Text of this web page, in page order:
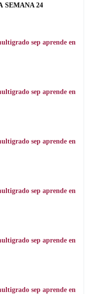
SEMANA 24
sep aprende en
sep aprende en
sep aprende en
sep aprende en
sep aprende en
sep aprende en